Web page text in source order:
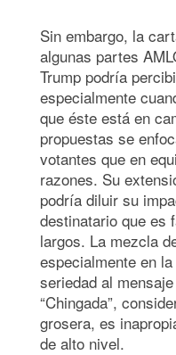
Sin embargo, la
algunas partes
Trump podría
especialmente
que éste está en
propuestas se
votantes que en
razones. Su
podría diluir su
destinatario que es
largos. La mezcla
especialmente en
seriedad al
“Chingada”,
grosera, es
de alto nivel.